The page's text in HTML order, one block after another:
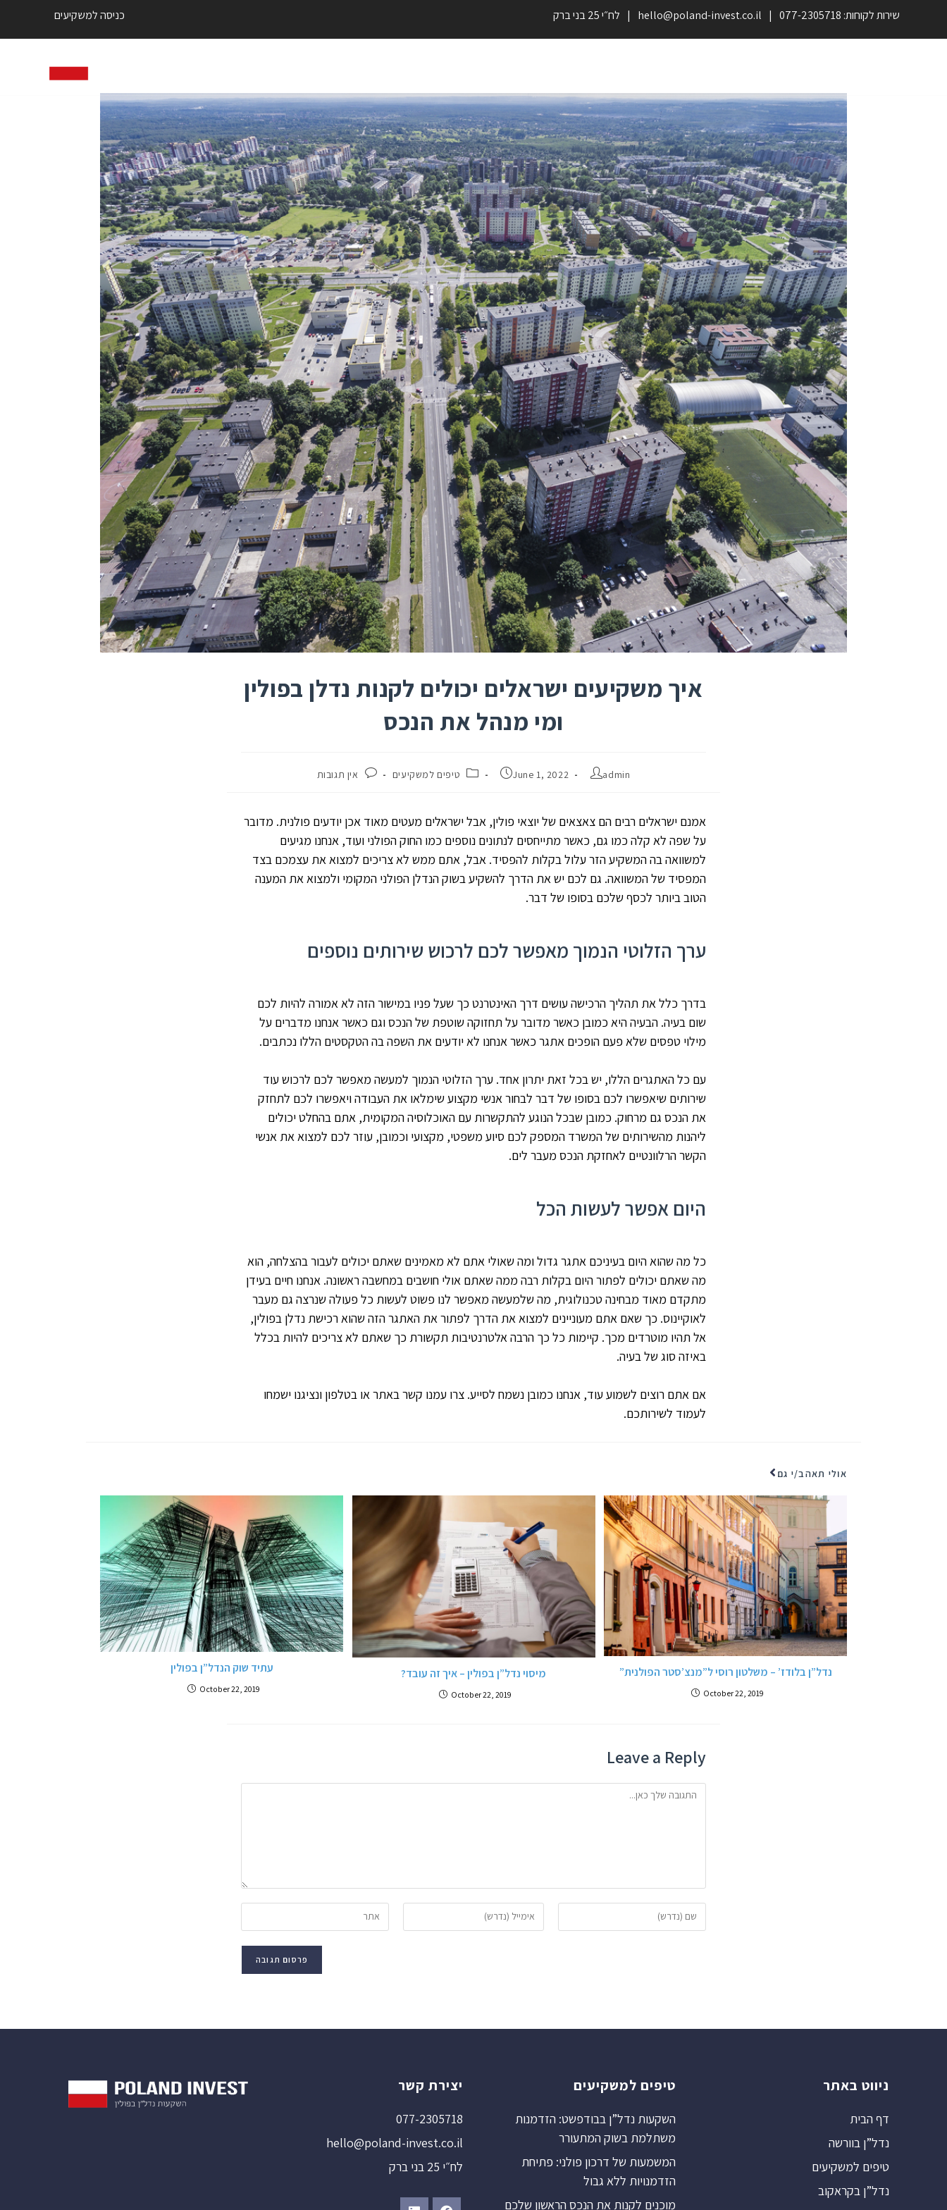
שירות לקוחות: 077-2305718 hello@poland-invest.co.il לח״י 25 בני ברק כניסה למשקיעים
איך משקיעים ישראלים יכולים לקנות נדלן בפולין
ומי מנהל את הנכס
admin
June 1, 2022 טיפים למשקיעים אין תגובות
אמנם ישראלים רבים הם צאצאים של יוצאי פולין, אבל ישראלים מעטים מאוד אכן יודעים פולנית. מדובר
על שפה לא קלה כמו גם, כאשר מתייחסים לנתונים נוספים כמו החוק הפולני ועוד, אנחנו מגיעים
למשוואה בה המשקיע הזר עלול בקלות להפסיד. אבל, אתם ממש לא צריכים למצוא את עצמכם בצד
המפסיד של המשוואה. גם לכם יש את הדרך להשקיע בשוק הנדלן הפולני המקומי ולמצוא את המענה
הטוב ביותר לכסף שלכם בסופו של דבר.
ערך הזלוטי הנמוך מאפשר לכם לרכוש שירותים נוספים
בדרך כלל את תהליך הרכישה עושים דרך האינטרנט כך שעל פניו במישור הזה לא אמורה להיות לכם
שום בעיה. הבעיה היא כמובן כאשר מדובר על תחזוקה שוטפת של הנכס וגם כאשר אנחנו מדברים על
מילוי טפסים שלא פעם הופכים אתגר כאשר אנחנו לא יודעים את השפה בה הטקסטים הללו נכתבים.
עם כל האתגרים הללו, יש בכל זאת יתרון אחד. ערך הזלוטי הנמוך למעשה מאפשר לכם לרכוש עוד
שירותים שיאפשרו לכם בסופו של דבר לבחור אנשי מקצוע שימלאו את העבודה ויאפשרו לכם לתחזק
את הנכס גם מרחוק. כמובן שבכל הנוגע להתקשרות עם האוכלוסיה המקומית, אתם בהחלט יכולים
ליהנות מהשירותים של המשרד המספק לכם סיוע משפטי, מקצועי וכמובן, עוזר לכם למצוא את אנשי
הקשר הרלוונטיים לאחזקת הנכס מעבר לים.
היום אפשר לעשות הכל
כל מה שהוא היום בעיניכם אתגר גדול ומה שאולי אתם לא מאמינים שאתם יכולים לעבור בהצלחה, הוא
מה שאתם יכולים לפתור היום בקלות רבה ממה שאתם אולי חושבים במחשבה ראשונה. אנחנו חיים בעידן
מתקדם מאוד מבחינה טכנולוגית, מה שלמעשה מאפשר לנו פשוט לעשות כל פעולה שנרצה גם מעבר
לאוקיינוס. כך שאם אתם מעוניינים למצוא את הדרך לפתור את האתגר הזה שהוא רכישת נדלן בפולין,
אל תהיו מוטרדים מכך. קיימות כל כך הרבה אלטרנטיבות תקשורת כך שאתם לא צריכים להיות בכלל
באיזה סוג של בעיה.
אם אתם רוצים לשמוע עוד, אנחנו כמובן נשמח לסייע. צרו עמנו קשר באתר או בטלפון ונציגנו ישמחו
לעמוד לשירותכם.
אולי תאהב/י גם
עתיד שוק הנדל”ן בפולין
October 22, 2019
מיסוי נדל”ן בפולין – איך זה עובד?
October 22, 2019
נדל”ן בלודז’ – משלטון רוסי ל”מנצ’סטר הפולנית”
October 22, 2019
Leave a Reply
ניווט באתר
דף הבית
נדל”ן בוורשה
טיפים למשקיעים
נדל”ן בקראקוב
טיפים למשקיעים
השקעות נדל”ן בבודפשט: הזדמנות
משתלמת בשוק המתעורר
המשמעות של דרכון פולני: פתיחת
הזדמנויות ללא גבול
מוכנים לקנות את הנכס הראשון שלכם
יצירת קשר
077-2305718
hello@poland-invest.co.il
לח״י 25 בני ברק